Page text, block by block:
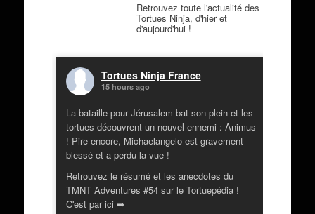
Retrouvez toute l'actualité des
Tortues Ninja, d'hier et
d'aujourd'hui !
Tortues Ninja France
15 hours ago
La bataille pour Jérusalem bat son plein et les
tortues découvrent un nouvel ennemi : Animus
! Pire encore, Michaelangelo est gravement
blessé et a perdu la vue !
Retrouvez le résumé et les anecdotes du
TMNT Adventures #54 sur le Tortuepédia !
C'est par ici ➡